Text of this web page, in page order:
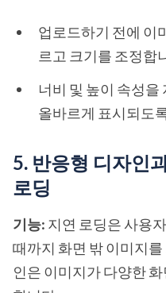
업로드하기 전에 이
르고 크기를 조정합
너비 및 높이 속성을
올바르게 표시되도
5. 반응형 디자인
로딩
기능: 지연 로딩은 사용
때까지 화면 밖 이미지
인은 이미지가 다양한